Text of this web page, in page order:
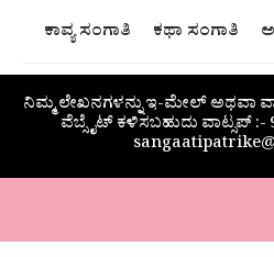
ಕಾವ್ಯ ಸಂಗಾತಿ ಕಥಾ ಸಂಗಾತಿ
ನಿಮ್ಮ ಲೇಖನಗಳನ್ನು ಇ-ಮೇಲ್ ಅಥವಾ
ವೆಬ್ಸೈಟ್ ಕಳಿಸಬಹುದು ವಾಟ್ಸಪ್‌ :-